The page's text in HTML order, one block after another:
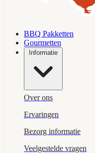
BBQ Pakketten
Gourmetten
Informatie
Over ons
Ervaringen
Bezorg informatie
Veelgestelde vragen